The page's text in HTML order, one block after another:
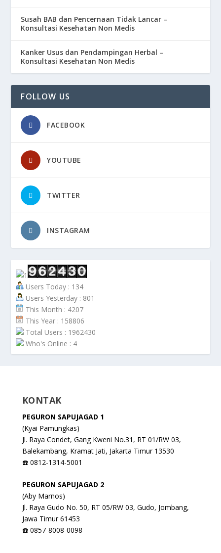
Susah BAB dan Pencernaan Tidak Lancar –
Konsultasi Kesehatan Non Medis
Kanker Usus dan Pendampingan Herbal –
Konsultasi Kesehatan Non Medis
FOLLOW US
FACEBOOK
YOUTUBE
TWITTER
INSTAGRAM
Users Today : 134
Users Yesterday : 801
This Month : 4207
This Year : 158806
Total Users : 1962430
Who's Online : 4
KONTAK
PEGURON SAPUJAGAD 1
(Kyai Pamungkas)
Jl. Raya Condet, Gang Kweni No.31, RT 01/RW 03,
Balekambang, Kramat Jati, Jakarta Timur 13530
☎️ 0812-1314-5001
PEGURON SAPUJAGAD 2
(Aby Marnos)
Jl. Raya Gudo No. 50, RT 05/RW 03, Gudo, Jombang,
Jawa Timur 61453
☎️ 0857-8008-0098